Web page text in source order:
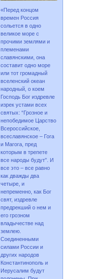
«Перед концом
времен Россия
сольется в одно
великое море с
прочими землями и
племенами
славянскими, она
составит одно море
или тот громадный
вселенский океан
народный, о коем
Господь Бог издревле
изрек устами всех
святых: “Грозное и
непобедимое Царство
Всероссийское,
всеславянское – Гога
и Магога, пред
которым в трепете
все народы будут”. И
все это – все равно
как дважды два
четыре, и
непременно, как Бог
свят, издревле
предрекший о нем и
его грозном
владычестве над
землею.
Соединенными
силами России и
других народов
Константинополь и
Иерусалим будут